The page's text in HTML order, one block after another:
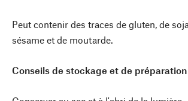
Peut contenir des traces de gluten, de
sésame et de moutarde.
Conseils de stockage et de préparation